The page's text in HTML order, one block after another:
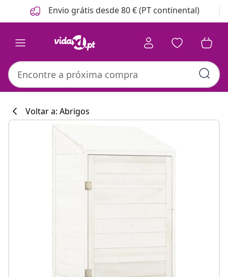
Anterior
Seguinte Envio grátis desde 80 € (PT continental)
Voltar a: Abrigos